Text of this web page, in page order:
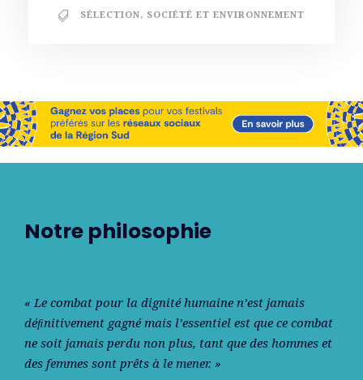
SÉLECTION, SOCIÉTÉ ET ENVIRONNEMENT
Notre philosophie
« Le combat pour la dignité humaine n’est jamais
déﬁnitivement gagné mais l’essentiel est que ce combat
ne soit jamais perdu non plus, tant que des hommes et
des femmes sont prêts à le mener. »